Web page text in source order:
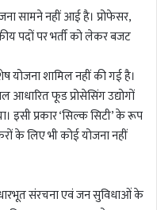
सामने नहीं आई है। प्रोफेसर,
पदों पर भर्ती को लेकर बजट
योजना शामिल नहीं की गई है।
आधारित फूड प्रोसेसिंग उद्योगों
इसी प्रकार ‘सिल्क सिटी’ के रूप
के लिए भी कोई योजना नहीं
संरचना एवं जन सुविधाओं के